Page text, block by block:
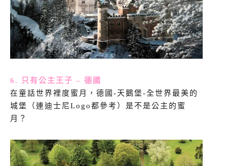
6. 只有公主王子 – 德國
在童話世界裡度蜜月，德國-天鵝堡-全世界最美的
城堡（連迪士尼Logo都參考）是不是公主的蜜
月？